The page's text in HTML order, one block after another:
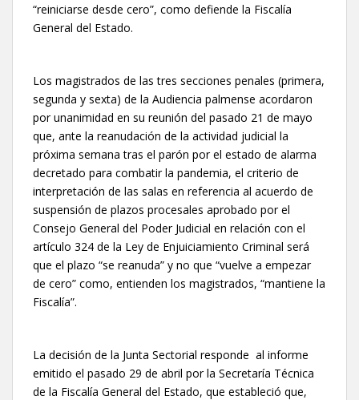
“reiniciarse desde cero”, como defiende la Fiscalía
General del Estado.
Los magistrados de las tres secciones penales (primera,
segunda y sexta) de la Audiencia palmense acordaron
por unanimidad en su reunión del pasado 21 de mayo
que, ante la reanudación de la actividad judicial la
próxima semana tras el parón por el estado de alarma
decretado para combatir la pandemia, el criterio de
interpretación de las salas en referencia al acuerdo de
suspensión de plazos procesales aprobado por el
Consejo General del Poder Judicial en relación con el
artículo 324 de la Ley de Enjuiciamiento Criminal será
que el plazo “se reanuda” y no que “vuelve a empezar
de cero” como, entienden los magistrados, “mantiene la
Fiscalía”.
La decisión de la Junta Sectorial responde al informe
emitido el pasado 29 de abril por la Secretaría Técnica
de la Fiscalía General del Estado, que estableció que,